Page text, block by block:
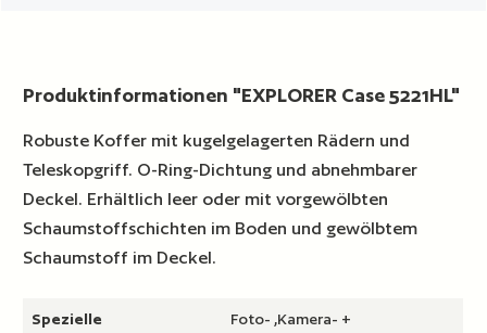
Produktinformationen "EXPLORER Case 5221HL"
Robuste Koffer mit kugelgelagerten Rädern und
Teleskopgriff. O-Ring-Dichtung und abnehmbarer
Deckel. Erhältlich leer oder mit vorgewölbten
Schaumstoffschichten im Boden und gewölbtem
Schaumstoff im Deckel.
Spezielle
Foto- ,Kamera- +